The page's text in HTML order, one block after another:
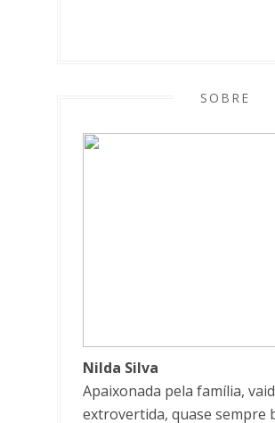
SOBRE
Nilda Silva
Apaixonada pela família,
extrovertida, quase sempre